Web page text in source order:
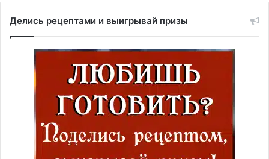
Делись рецептами и выигрывай призы